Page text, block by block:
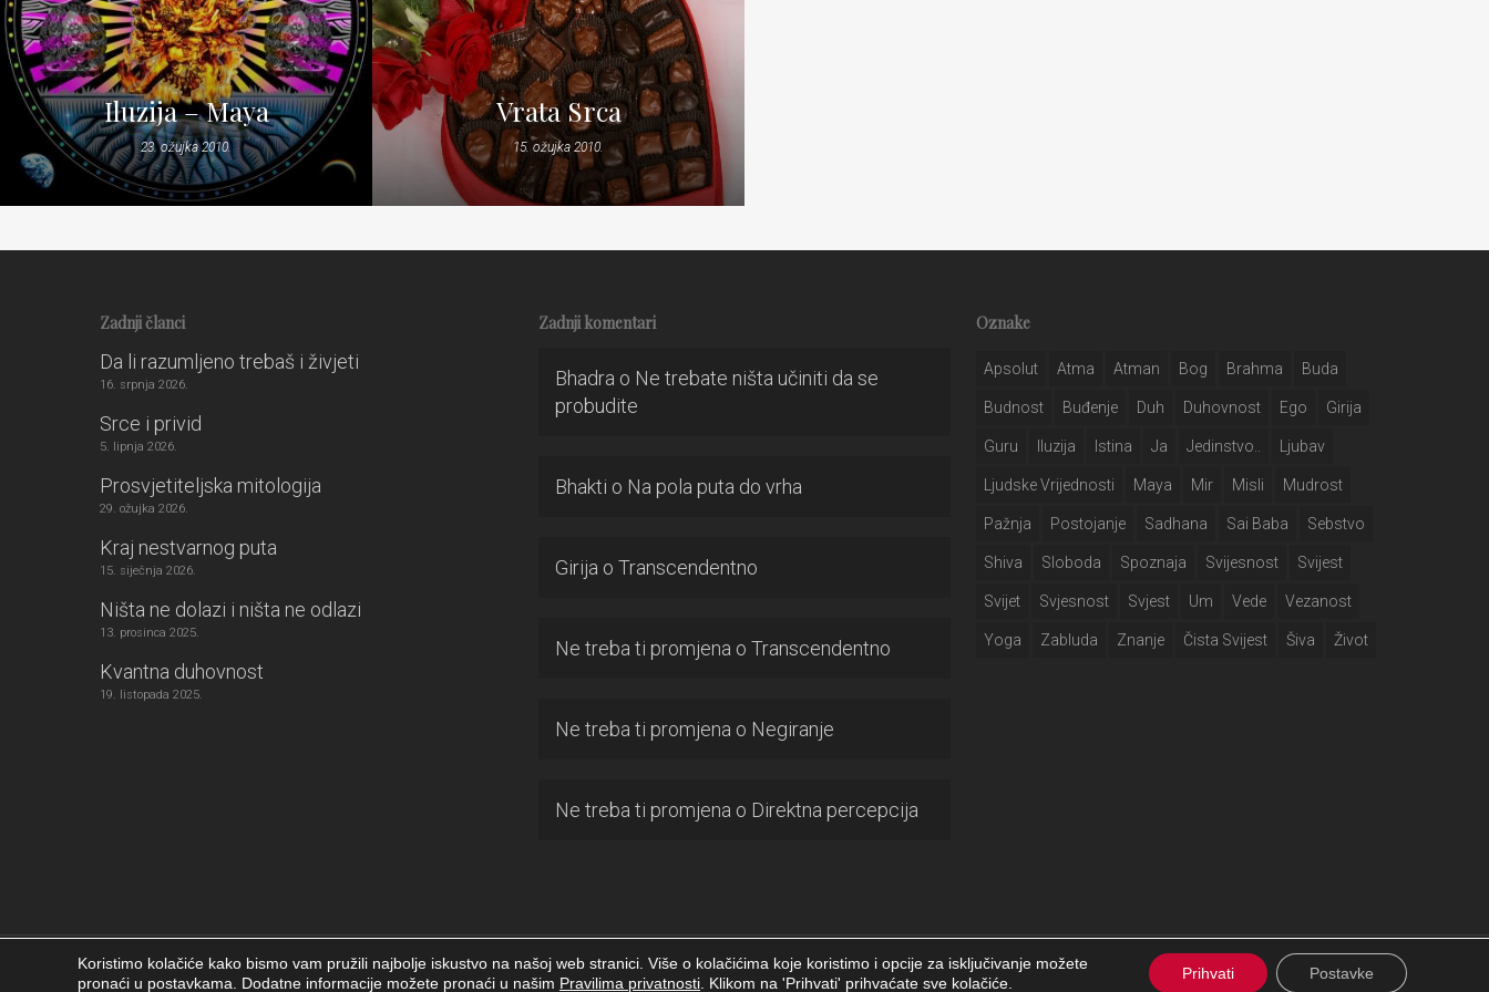
Iluzija – Maya
23. ožujka 2010.
Vrata Srca
15. ožujka 2010.
Zadnji članci
Da li razumljeno trebaš i živjeti
16. srpnja 2026.
Srce i privid
5. lipnja 2026.
Prosvjetiteljska mitologija
29. ožujka 2026.
Kraj nestvarnog puta
15. siječnja 2026.
Ništa ne dolazi i ništa ne odlazi
13. prosinca 2025.
Kvantna duhovnost
19. listopada 2025.
Zadnji komentari
Bhadra o Ne trebate ništa učiniti da se
probudite
Bhakti o Na pola puta do vrha
Girija o Transcendentno
Ne treba ti promjena o Transcendentno
Ne treba ti promjena o Negiranje
Ne treba ti promjena o Direktna percepcija
Oznake
Apsolut Atma Atman Bog Brahma Buda
Budnost Buđenje Duh Duhovnost Ego Girija
Guru Iluzija Istina Ja Jedinstvo.. Ljubav
Ljudske Vrijednosti Maya Mir Misli Mudrost
Pažnja Postojanje Sadhana Sai Baba Sebstvo
Shiva Sloboda Spoznaja Svijesnost Svijest
Svijet Svjesnost Svjest Um Vede Vezanost
Yoga Zabluda Znanje Čista Svijest Šiva Život
Girija.info 2026 |Izjava o privatnosti|Postavke kolačića| Izrada web stranice facebook
Koristimo kolačiće kako bismo vam pružili najbolje iskustvo na našoj web stranici. Više o kolačićima koje koristimo i opcije za isključivanje možete
pronaći u postavkama. Dodatne informacije možete pronaći u našim Pravilima privatnosti . Klikom na 'Prihvati' prihvaćate sve kolačiće.
Prihvati Postavke